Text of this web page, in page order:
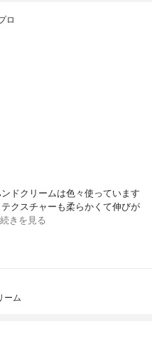
ロ
ドクリームは色々使っています
クスチャーも柔らかくて伸びが
続きを見る
ーム